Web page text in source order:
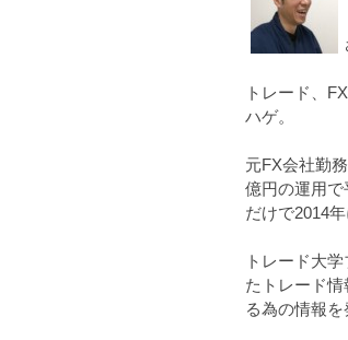
トレード、
ハゲ。
元FX会社勤
億円の運用で
だけで2014
トレード大
たトレード
る為の情報を